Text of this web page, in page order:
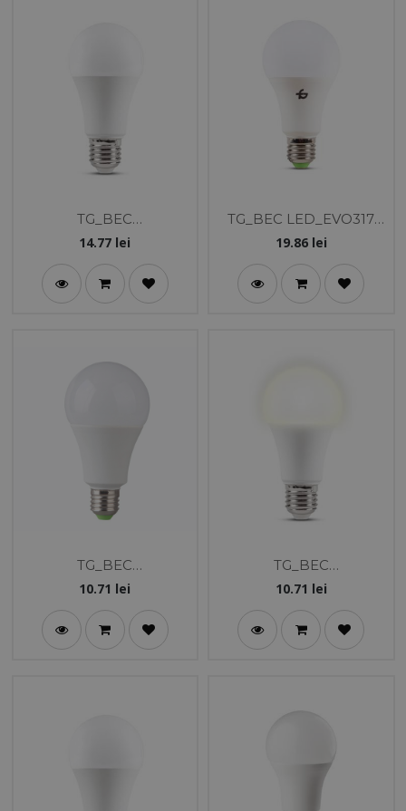
TG_BEC
LED_EVO3.0_A70_16W_
14.77 lei
TG_BEC LED_EVO317
A70_16W_E27_3000K_T
19.86lei
TG_BEC
LED_EVO3.0_A60_13W_
10.71 lei
TG_BEC
LED_EVO3.0_A60_13W_
10.71 lei